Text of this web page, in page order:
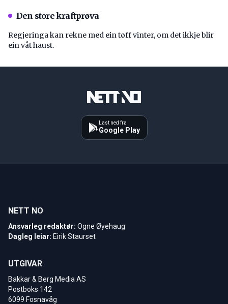
Den store kraftprøva
Regjeringa kan rekne med ein tøff vinter, om det ikkje blir
ein våt haust.
Last ned fra
Google Play
NETT NO
Ansvarleg redaktør: Ogne Øyehaug
Dagleg leiar: Eirik Staurset
UTGIVAR
Bakkar & Berg Media AS
Postboks 142
6099 Fosnavåg